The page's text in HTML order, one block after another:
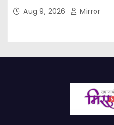
Aug 9, 2026 Mirror